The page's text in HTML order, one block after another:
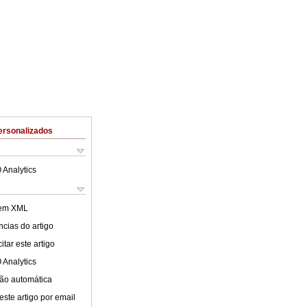
Analytics
XML
do artigo
este artigo
Analytics
automática
artigo por email